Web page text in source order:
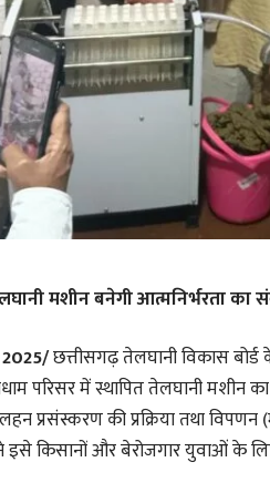
मशीन बनेगी आत्मनिर्भरता का
2025/छत्तीसगढ़ तेलघानी विकास
परिसर में स्थापित तेलघानी मशीन
प्रसंस्करण की प्रक्रिया तथा
ने इसे किसानों और बेरोजगार युवाओं के